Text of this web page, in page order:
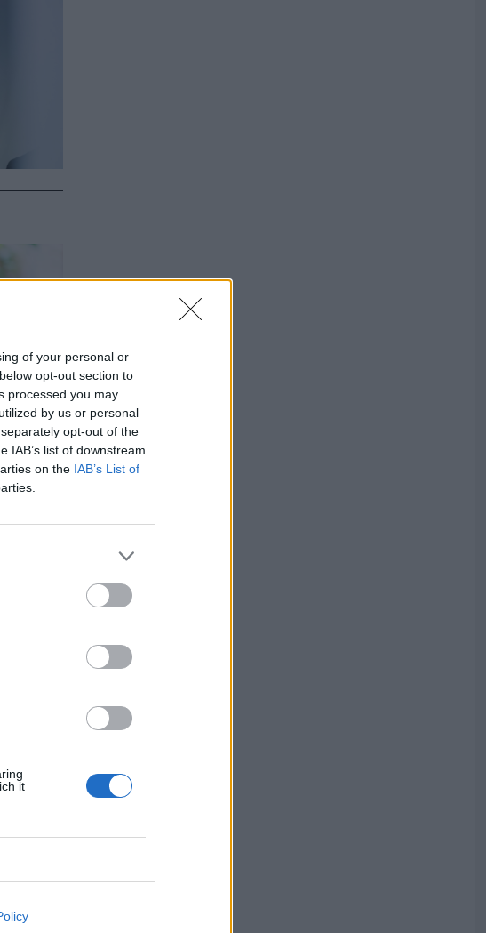
of your personal or
opt-out section to
processed you may
by us or personal
opt-out of the
IAB’s list of downstream
on the IAB’s List of
it